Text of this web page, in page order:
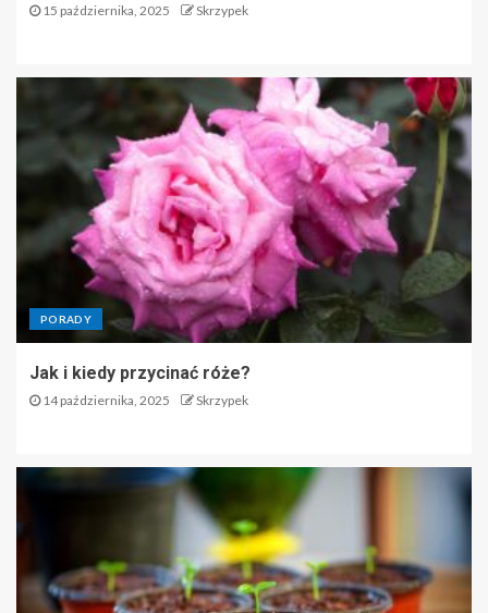
15 października, 2025 Skrzypek
PORADY
Jak i kiedy przycinać róże?
14 października, 2025 Skrzypek